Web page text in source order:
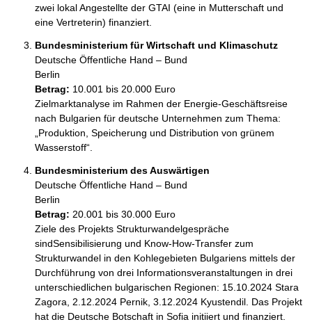
zwei lokal Angestellte der GTAI (eine in Mutterschaft und
eine Vertreterin) finanziert.
Bundesministerium für Wirtschaft und Klimaschutz
Deutsche Öffentliche Hand – Bund
Berlin
Betrag: 10.001 bis 20.000 Euro
Zielmarktanalyse im Rahmen der Energie-Geschäftsreise
nach Bulgarien für deutsche Unternehmen zum Thema:
„Produktion, Speicherung und Distribution von grünem
Bundesministerium des Auswärtigen
Deutsche Öffentliche Hand – Bund
Berlin
Betrag: 20.001 bis 30.000 Euro
Ziele des Projekts Strukturwandelgespräche
sindSensibilisierung und Know-How-Transfer zum
Strukturwandel in den Kohlegebieten Bulgariens mittels der
Durchführung von drei Informationsveranstaltungen in drei
unterschiedlichen bulgarischen Regionen: 15.10.2024 Stara
Zagora, 2.12.2024 Pernik, 3.12.2024 Kyustendil. Das Projekt
hat die Deutsche Botschaft in Sofia initiiert und finanziert.